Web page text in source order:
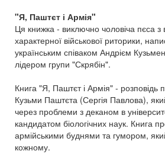
"Я, Паштєт і Армія"
Ця книжка - виключно чоловіча пєса з
характерної військової риторики,
українським співаком Андрієм
лідером групи "Скрябін".
Книга "Я, Паштєт і Армія" - розповідь
Кузьми Паштєта (Сергія Павлова),
через проблеми з деканом в
кандидатом біологічних наук. Книга
армійськими буднями та гумором,
кожному.